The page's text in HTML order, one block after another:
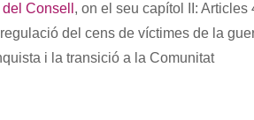
Consell , on el seu capítol II: Articles
del cens de víctimes de la
i la transició a la Comunitat